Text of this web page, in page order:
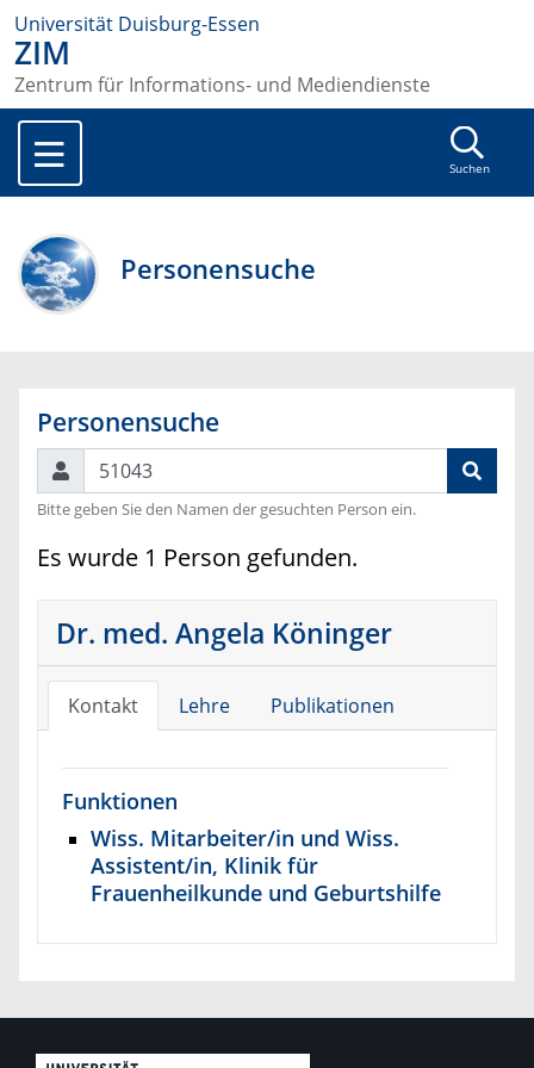
Universität Duisburg-Essen
ZIM
Zentrum für Informations- und Mediendienste
Suchen
Personensuche
Personensuche
Suchen
Bitte geben Sie den Namen der gesuchten Person ein.
Es wurde 1 Person gefunden.
Dr. med. Angela Köninger
Kontakt Lehre Publikationen
Funktionen
Wiss. Mitarbeiter/in und Wiss.
Assistent/in, Klinik für
Frauenheilkunde und Geburtshilfe